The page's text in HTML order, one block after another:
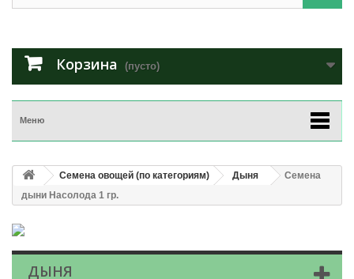
Корзина (пусто)
Меню
Семена овощей (по категориям) Дыня
Семена
дыни Насолода 1 гр.
ДЫНЯ